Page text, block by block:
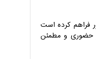
فراهم کرده است
حضوری و مطمئن